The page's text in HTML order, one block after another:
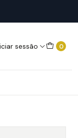
sessão 0